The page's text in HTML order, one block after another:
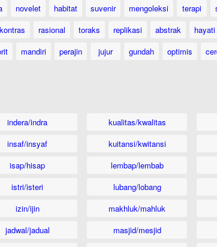
novelet habitat suvenir mengoleksi terapi
kontras rasional toraks replikasi abstrak hayati
mandiri perajin jujur gundah optimis
indera/indra
insaf/insyaf
isap/hisap
istri/isteri
izin/ijin
jadwal/jadual
kualitas/kwalitas
kuitansi/kwitansi
lembap/lembab
lubang/lobang
makhluk/mahluk
masjid/mesjid